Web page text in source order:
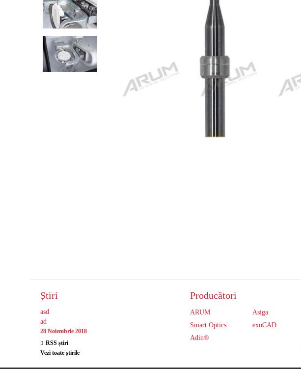
Știri
asd
ad
28 Noiembrie 2018
RSS știri
Vezi toate știrile
Producători
ARUM
Asiga
Smart Optics
exoCAD
Adin®